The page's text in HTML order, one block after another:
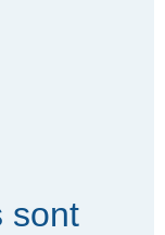
sont